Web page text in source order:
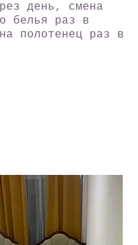
день, смена
белья раз в
полотенец раз в